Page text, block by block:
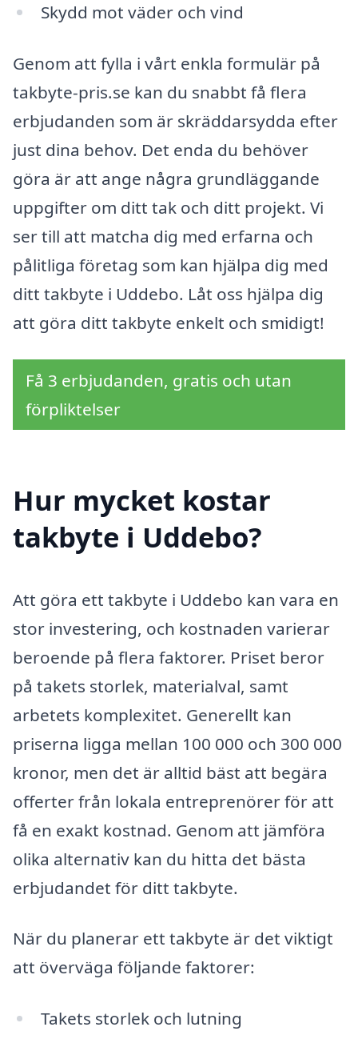
Skydd mot väder och vind
Genom att fylla i vårt enkla formulär på
takbyte-pris.se kan du snabbt få flera
erbjudanden som är skräddarsydda efter
just dina behov. Det enda du behöver
göra är att ange några grundläggande
uppgifter om ditt tak och ditt projekt. Vi
ser till att matcha dig med erfarna och
pålitliga företag som kan hjälpa dig med
ditt takbyte i Uddebo. Låt oss hjälpa dig
att göra ditt takbyte enkelt och smidigt!
Få 3 erbjudanden, gratis och utan
förpliktelser
Hur mycket kostar
takbyte i Uddebo?
Att göra ett takbyte i Uddebo kan vara en
stor investering, och kostnaden varierar
beroende på flera faktorer. Priset beror
på takets storlek, materialval, samt
arbetets komplexitet. Generellt kan
priserna ligga mellan 100 000 och 300 000
kronor, men det är alltid bäst att begära
offerter från lokala entreprenörer för att
få en exakt kostnad. Genom att jämföra
olika alternativ kan du hitta det bästa
erbjudandet för ditt takbyte.
När du planerar ett takbyte är det viktigt
att överväga följande faktorer:
Takets storlek och lutning